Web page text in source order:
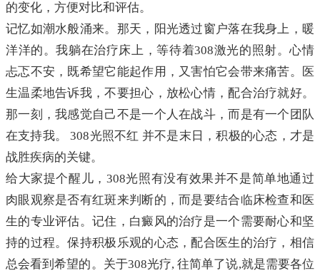
的变化，方便对比和评估。
记忆如潮水般涌来。那天，阳光透过窗户落在我身上，暖
洋洋的。我躺在治疗床上，等待着308激光的照射。心情
忐忑不安，既希望它能起作用，又害怕它会带来痛苦。医
生温柔地告诉我，不要担心，放松心情，配合治疗就好。
那一刻，我感觉自己不是一个人在战斗，而是有一个团队
在支持我。 308光照不红 并不是末日，积极的心态，才是
战胜疾病的关键。
给大家提个醒儿，308光照有没有效果并不是简单地通过
肉眼观察是否有红斑来判断的，而是要结合临床检查和医
生的专业评估。记住，白癜风的治疗是一个需要耐心和坚
持的过程。保持积极乐观的心态，配合医生的治疗，相信
总会看到希望的。关于308光疗, 往简单了说,就是需要各位